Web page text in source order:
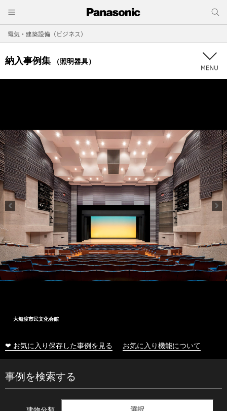
電気・建築設備（ビジネス）
納入事例集 （照明器具）
大船渡市民文化会館
❤ お気に入り保存した事例を見る お気に入り機能について
事例を検索する